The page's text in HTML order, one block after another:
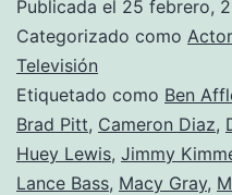
Publicada el 25 febrero,
Categorizado como
Televisión
Etiquetado como Ben
Brad Pitt, Cameron Diaz,
Huey Lewis, Jimmy
Lance Bass, Macy Gray,